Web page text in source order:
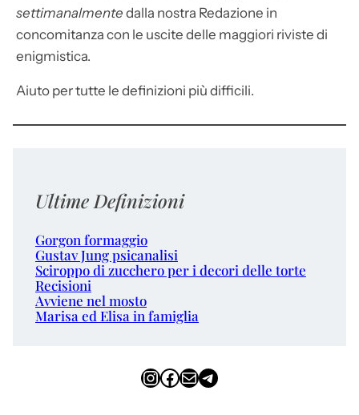
settimanalmente dalla nostra Redazione in
concomitanza con le uscite delle maggiori riviste di
enigmistica.
Aiuto per tutte le definizioni più difficili.
Ultime Definizioni
Gorgon formaggio
Gustav Jung psicanalisi
Sciroppo di zucchero per i decori delle torte
Recisioni
Avviene nel mosto
Marisa ed Elisa in famiglia
InstagramFacebook Email Telegram